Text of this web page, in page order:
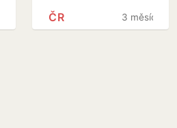
protestuje.
Södera čeká
3 měsíce
ČR